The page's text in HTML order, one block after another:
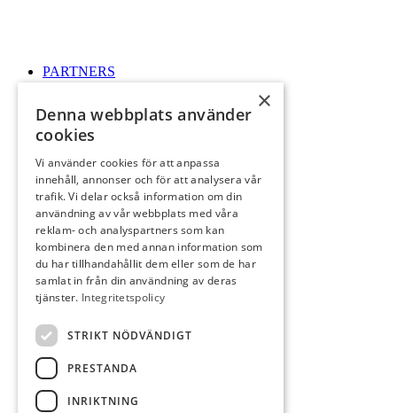
PARTNERS
RESTAURANG
KONTAKT
×
Denna webbplats använder
cookies
Vi använder cookies för att anpassa
innehåll, annonser och för att analysera vår
trafik. Vi delar också information om din
användning av vår webbplats med våra
reklam- och analyspartners som kan
kombinera den med annan information som
du har tillhandahållit dem eller som de har
samlat in från din användning av deras
tjänster. Integritetspolicy
STRIKT NÖDVÄNDIGT
PRESTANDA
INRIKTNING